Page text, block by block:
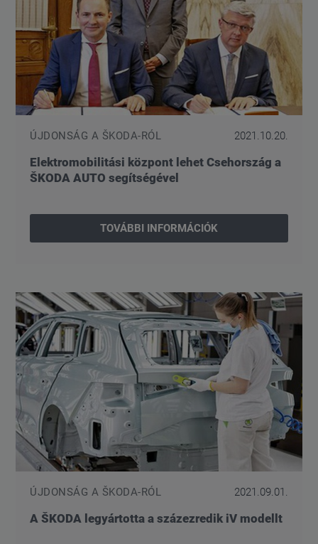
ÚJDONSÁG A ŠKODA-RÓL 2021.10.20.
Elektromobilitási központ lehet Csehország a
ŠKODA AUTO segítségével
TOVÁBBI INFORMÁCIÓK
ÚJDONSÁG A ŠKODA-RÓL 2021.09.01.
A ŠKODA legyártotta a százezredik iV modellt